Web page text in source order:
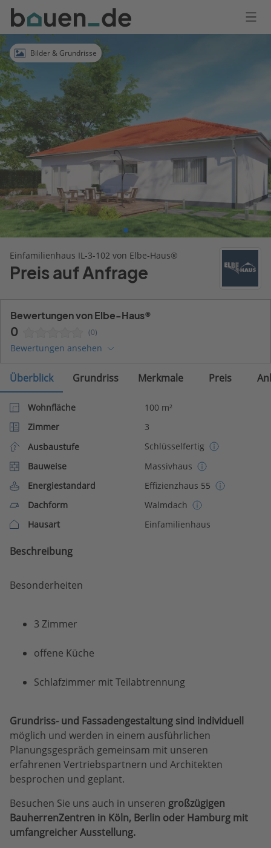
Bauen
Logo
AnmeldenBilder & Grundrisse
Einfamilienhaus IL-3-102 von Elbe-Haus®
Preis auf Anfrage
Bewertungen von Elbe-Haus®
0 (0)
Bewertungen ansehen
Überblick Grundriss Merkmale Preis
Wohnfläche
100 m²
Zimmer
3
Ausbaustufe
Schlüsselfertig
Bauweise
Massivhaus
Energiestandard
Effizienzhaus 55
Dachform
Walmdach
Hausart
Einfamilienhaus
Beschreibung
Besonderheiten
3 Zimmer
offene Küche
Schlafzimmer mit Teilabtrennung
Grundriss- und Fassadengestaltung sind individuell
möglich und werden in einem ausführlichen
Planungsgespräch gemeinsam mit unseren
erfahrenen Vertriebspartnern und Architekten
besprochen und geplant.
Besuchen Sie uns auch in unseren großzügigen
BauherrenZentren in Köln, Berlin oder Hamburg mit
umfangreicher Ausstellung.